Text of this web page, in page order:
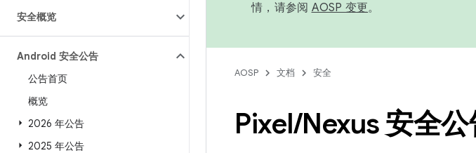
安全概览
Android 安全公告
公告首页
概览
2026 年公告
2025 年公告
情，请参阅 AOSP 变更。
AOSP 文档 安全
Pixel/Nexus 安全